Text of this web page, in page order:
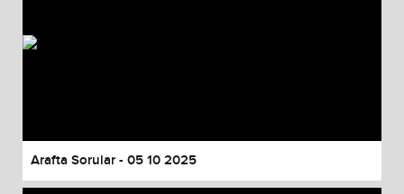
Arafta Sorular - 05 10 2025